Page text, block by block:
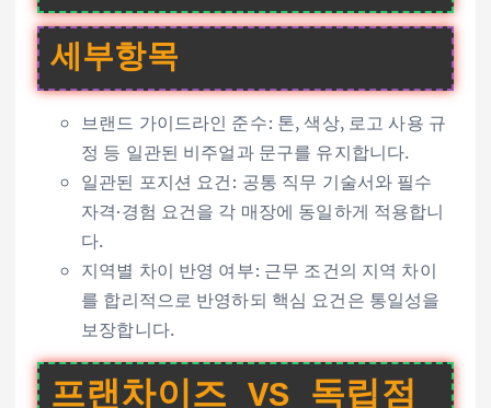
세부항목
브랜드 가이드라인 준수: 톤, 색상, 로고 사용 규
정 등 일관된 비주얼과 문구를 유지합니다.
일관된 포지션 요건: 공통 직무 기술서와 필수
자격·경험 요건을 각 매장에 동일하게 적용합니
다.
지역별 차이 반영 여부: 근무 조건의 지역 차이
를 합리적으로 반영하되 핵심 요건은 통일성을
보장합니다.
프랜차이즈 VS 독립점